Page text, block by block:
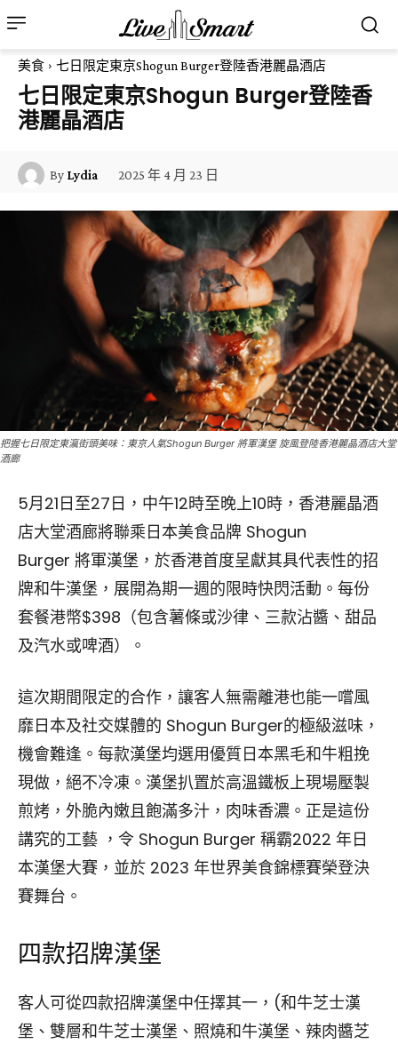
美食 七日限定東京Shogun Burger登陸香港麗晶酒店
七日限定東京Shogun Burger登陸香
港麗晶酒店
By Lydia 2025 年 4 月 23 日
把握七日限定東瀛街頭美味：東京人氣Shogun Burger 將軍漢堡 旋風登陸香港麗晶酒店大堂
酒廊
5月21日至27日，中午12時至晚上10時，香港麗晶酒
店大堂酒廊將聯乘日本美食品牌 Shogun
Burger 將軍漢堡，於香港首度呈獻其具代表性的招
牌和牛漢堡，展開為期一週的限時快閃活動。每份
套餐港幣$398（包含薯條或沙律、三款沾醬、甜品
及汽水或啤酒）。
這次期間限定的合作，讓客人無需離港也能一嚐風
靡日本及社交媒體的 Shogun Burger的極級滋味，
機會難逢。每款漢堡均選用優質日本黑毛和牛粗挽
現做，絕不冷凍。漢堡扒置於高溫鐵板上現場壓製
煎烤，外脆內嫩且飽滿多汁，肉味香濃。正是這份
講究的工藝 ，令 Shogun Burger 稱霸2022 年日
本漢堡大賽，並於 2023 年世界美食錦標賽榮登決
賽舞台。
四款招牌漢堡
客人可從四款招牌漢堡中任擇其一，(和牛芝士漢
堡、雙層和牛芝士漢堡、照燒和牛漢堡、辣肉醬芝